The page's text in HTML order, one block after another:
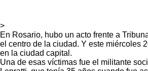
>
En Rosario, hubo un acto frente a
el centro de la ciudad. Y este miércoles
en la ciudad capital.
Una de esas víctimas fue el militante